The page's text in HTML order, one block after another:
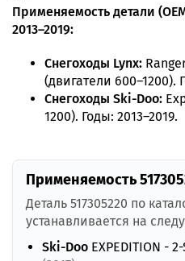
Применяемость детали
2013–2019:
Снегоходы Lynx:
(двигатели 600–1200).
Снегоходы Ski-Doo:
1200). Годы: 2013–2019.
Применяемость
Деталь 517305220 по
устанавливается на
Ski-Doo EXPEDITION -